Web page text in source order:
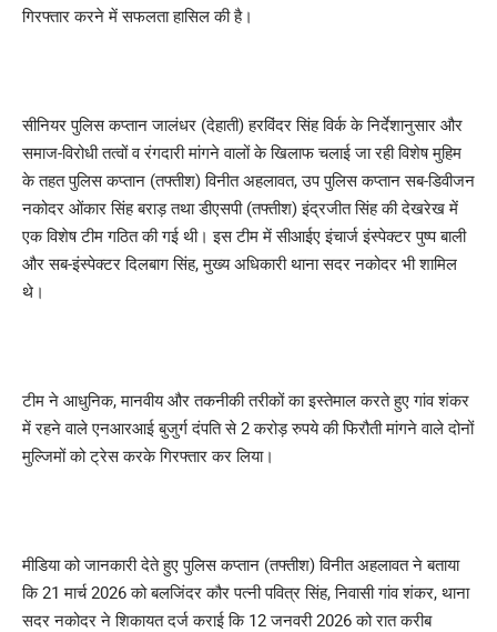
गिरफ्तार करने में सफलता हासिल की है।
सीनियर पुलिस कप्तान जालंधर (देहाती) हरविंदर सिंह विर्क के निर्देशानुसार और
समाज-विरोधी तत्वों व रंगदारी मांगने वालों के खिलाफ चलाई जा रही विशेष मुहिम
के तहत पुलिस कप्तान (तफ्तीश) विनीत अहलावत, उप पुलिस कप्तान सब-डिवीजन
नकोदर ओंकार सिंह बराड़ तथा डीएसपी (तफ्तीश) इंद्रजीत सिंह की देखरेख में
एक विशेष टीम गठित की गई थी। इस टीम में सीआईए इंचार्ज इंस्पेक्टर पुष्प बाली
और सब-इंस्पेक्टर दिलबाग सिंह, मुख्य अधिकारी थाना सदर नकोदर भी शामिल
थे।
टीम ने आधुनिक, मानवीय और तकनीकी तरीकों का इस्तेमाल करते हुए गांव शंकर
में रहने वाले एनआरआई बुजुर्ग दंपति से 2 करोड़ रुपये की फिरौती मांगने वाले दोनों
मुल्जिमों को ट्रेस करके गिरफ्तार कर लिया।
मीडिया को जानकारी देते हुए पुलिस कप्तान (तफ्तीश) विनीत अहलावत ने बताया
कि 21 मार्च 2026 को बलजिंदर कौर पत्नी पवित्र सिंह, निवासी गांव शंकर, थाना
सदर नकोदर ने शिकायत दर्ज कराई कि 12 जनवरी 2026 को रात करीब